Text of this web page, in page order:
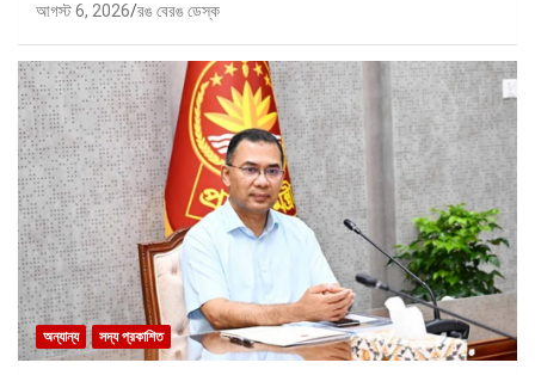
আগস্ট 6, 2026 রঙ বেরঙ ডেস্ক
অন্যান্য সদ্য প্রকাশিত